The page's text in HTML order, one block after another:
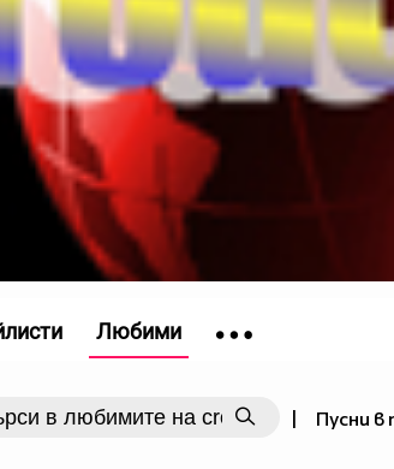
| Пусни в
Любими